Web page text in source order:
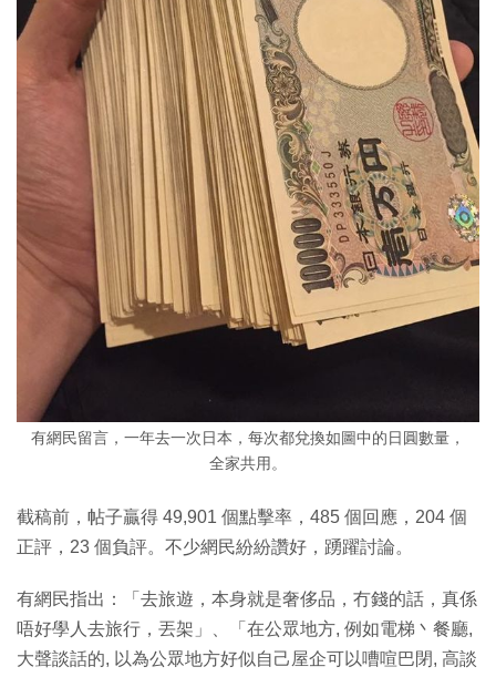
有網民留言，一年去一次日本，每次都兌換如圖中的日圓數量，
全家共用。
截稿前，帖子贏得 49,901 個點擊率，485 個回應，204 個
正評，23 個負評。不少網民紛紛讚好，踴躍討論。
有網民指出：「去旅遊，本身就是奢侈品，冇錢的話，真係
唔好學人去旅行，丟架」、「在公眾地方, 例如電梯丶餐廳,
大聲談話的, 以為公眾地方好似自己屋企可以嘈喧巴閉, 高談